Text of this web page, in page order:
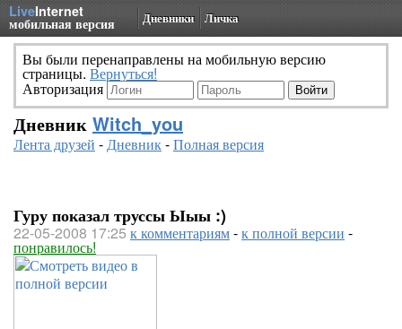
LiveInternet
мобильная версия Дневники Личка
Вы были перенаправлены на мобильную версию
страницы. Вернуться!
Авторизация
Дневник Witch_you
Лента друзей -Дневник-Полная версия
Гуру показал труссы Ыыы :)
22-05-2008 17:25 к комментариям-к полной версии -
понравилось!